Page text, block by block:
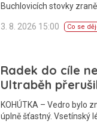
Buchlovicích stovky
3. 8. 2026 15:00 Co se
Radek do cíle
Ultraběh
KOHÚTKA – Vedro bylo
úplně šťastný. Vsetínský